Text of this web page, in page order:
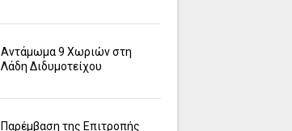
Αντάμωμα 9 Χωριών στη
Λάδη Διδυμοτείχου
Παρέμβαση της Επιτροπής